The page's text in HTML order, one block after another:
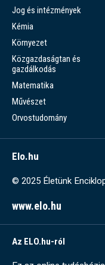
Jog és intézmények
Kémia
Környezet
Közgazdaságtan és
gazdálkodás
Matematika
Művészet
Orvostudomány
Elo.hu
© 2025 Életünk
www.elo.hu
Az ELO.hu-ról